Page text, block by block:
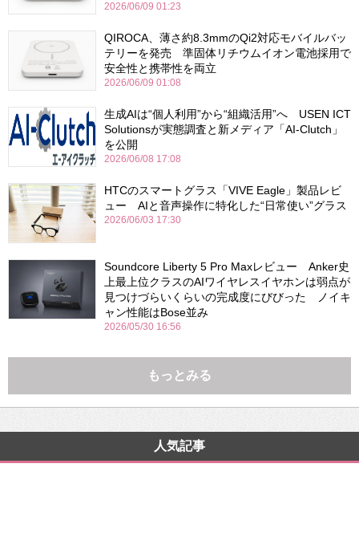
2026/06/09 01:23
QIROCA、薄さ約8.3mmのQi2対応モバイルバッ
テリーを発売 準固体リチウムイオン電池採用で
安全性と携帯性を両立
2026/06/09 01:08
生成AIは“個人利用”から“組織活用”へ USEN ICT
Solutionsが実態調査と新メディア「AI-Clutch」
を公開
2026/06/08 17:08
HTCのスマートグラス「VIVE Eagle」製品レビ
ュー AIと音声操作に特化した“日常使い”グラス
2026/06/03 17:30
Soundcore Liberty 5 Pro Maxレビュー Anker史
上最上位クラスのAIワイヤレスイヤホンは弱点が
見つけづらいくらいの完成度にびびった ノイキ
ャン性能はBose並み
2026/05/30 16:56
もっとみる
人気記事